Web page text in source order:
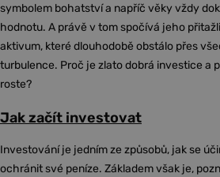
symbolem bohatství a napříč věky vždy
hodnotu. A právě v tom spočívá jeho
aktivum, které dlouhodobě obstálo přes
turbulence. Proč je zlato dobrá investice a
roste?
Jak začít investovat
Investování je jedním ze způsobů, jak se
ochránit své peníze. Základem však je,